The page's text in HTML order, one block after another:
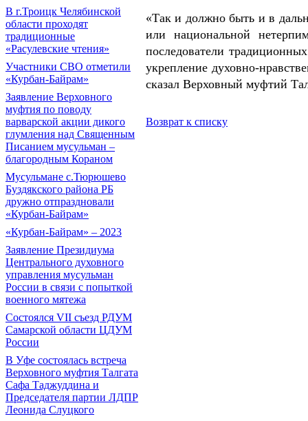
В г.Троицк Челябинской
области проходят
традиционные
«Расулевские чтения»
Участники СВО отметили
«Курбан-Байрам»
Заявление Верховного
муфтия по поводу
варварской акции дикого
глумления над Священным
Писанием мусульман –
благородным Кораном
Мусульмане с.Тюрюшево
Буздякского района РБ
дружно отпраздновали
«Курбан-Байрам»
«Курбан-Байрам» – 2023
Заявление Президиума
Центрального духовного
управления мусульман
России в связи с попыткой
военного мятежа
Состоялся VII съезд РДУМ
Самарской области ЦДУМ
России
В Уфе состоялась встреча
Верховного муфтия Талгата
Сафа Таджуддина и
Председателя партии ЛДПР
Леонида Слуцкого
«Так и должно быть и в
или национальной
последователи
укрепление духовно-
сказал Верховный муфтий
Возврат к списку